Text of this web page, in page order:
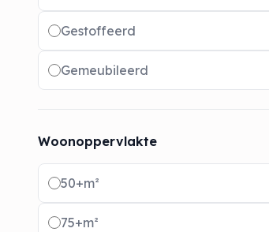
Gestoffeerd
Gemeubileerd
Woonoppervlakte
Radio buttons
50+m²
75+m²